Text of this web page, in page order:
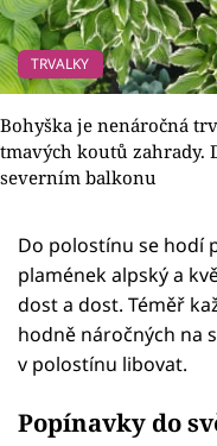
TRVALKY
Bohyška je nenáročná
tmavých koutů zahrady.
severním balkonu
Do polostínu se hodí
plamének alpský a
dost a dost. Téměř
hodně náročných na
v polostínu libovat.
Popínavky do